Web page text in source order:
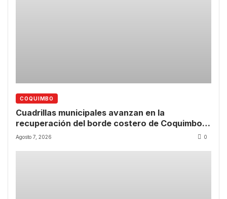
COQUIMBO
Cuadrillas municipales avanzan en la
recuperación del borde costero de Coquimbo
tras las lluvias
Agosto 7, 2026 0